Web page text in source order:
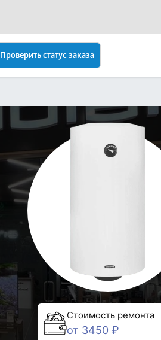
Проверить статус заказа
Стоимость ремонта
от 3450 ₽